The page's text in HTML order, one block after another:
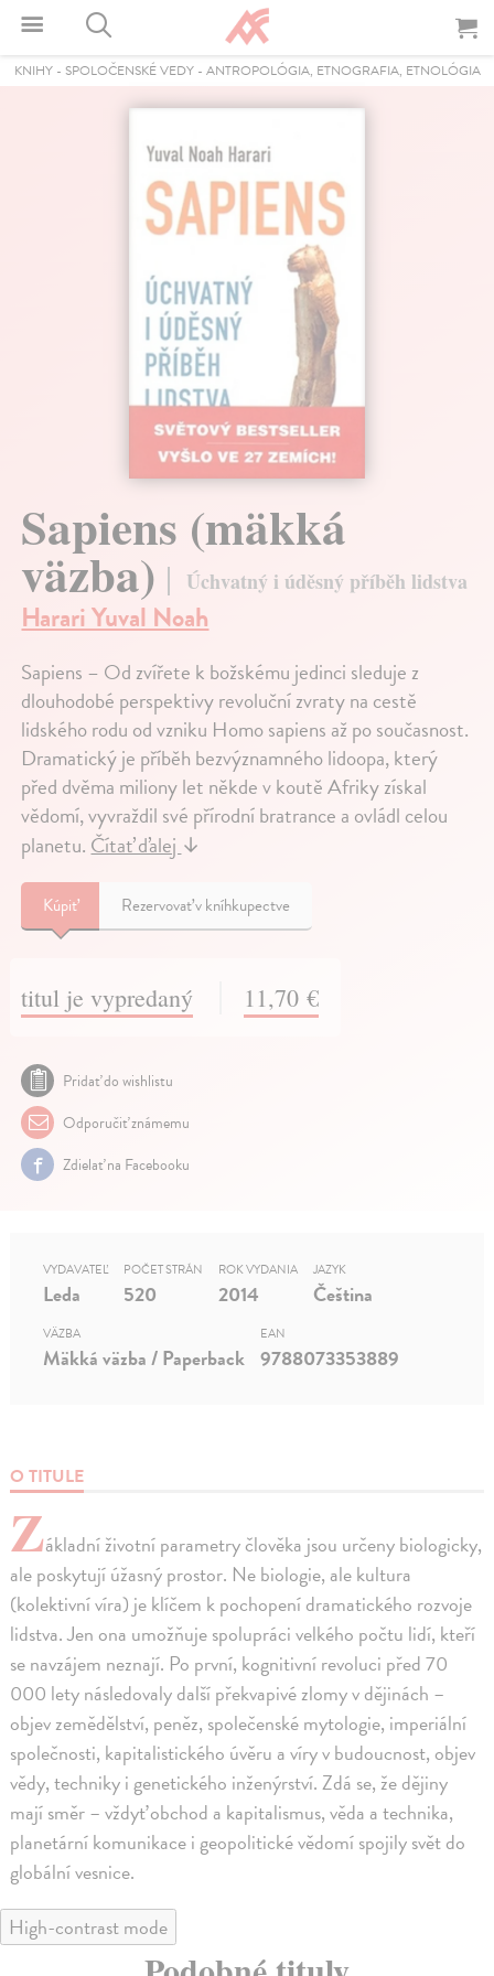
KNIHY- SPOLOČENSKÉ VEDY- ANTROPOLÓGIA, ETNOGRAFIA, ETNOLÓGIA
Sapiens (mäkká
väzba) Úchvatný i úděsný příběh lidstva
Harari Yuval Noah
Sapiens – Od zvířete k božskému jedinci sleduje z
dlouhodobé perspektivy revoluční zvraty na cestě
lidského rodu od vzniku Homo sapiens až po současnost.
Dramatický je příběh bezvýznamného lidoopa, který
před dvěma miliony let někde v koutě Afriky získal
vědomí, vyvraždil své přírodní bratrance a ovládl celou
planetu. Čítať ďalej ↓
Kúpiť Rezervovať v kníhkupectve
titul je vypredaný 11,70 €
Pridať do wishlistu
Odporučiť známemu
Zdielať na Facebooku
O TITULE
Základní životní parametry člověka jsou určeny biologicky,
ale poskytují úžasný prostor. Ne biologie, ale kultura
(kolektivní víra) je klíčem k pochopení dramatického rozvoje
lidstva. Jen ona umožňuje spolupráci velkého počtu lidí, kteří
se navzájem neznají. Po první, kognitivní revoluci před 70
000 lety následovaly další překvapivé zlomy v dějinách –
objev zemědělství, peněz, společenské mytologie, imperiální
společnosti, kapitalistického úvěru a víry v budoucnost, objev
vědy, techniky i genetického inženýrství. Zdá se, že dějiny
mají směr – vždyť obchod a kapitalismus, věda a technika,
planetární komunikace i geopolitické vědomí spojily svět do
globální vesnice.
VYDAVATEĽ
Leda
POČET STRÁN
520
ROK VYDANIA
2014
JAZYK
Čeština
VÄZBA
Mäkká väzba / Paperback
EAN
9788073353889
High-contrast mode